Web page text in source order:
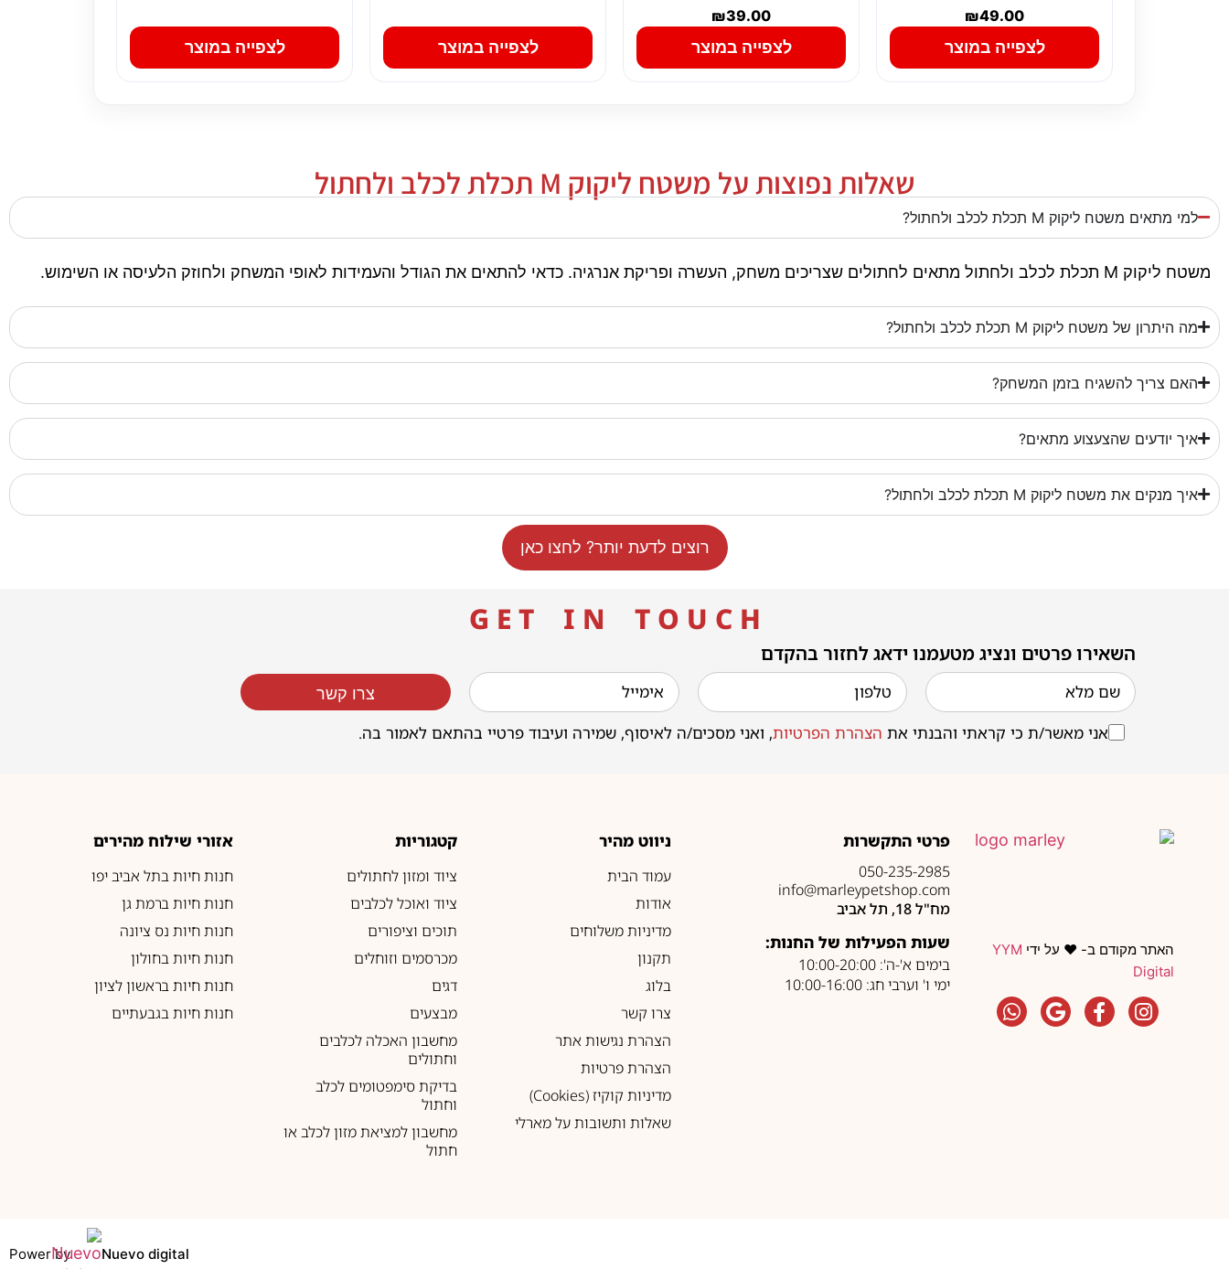
₪49.00
לצפייה במוצר
₪39.00
לצפייה במוצר לצפייה במוצר לצפייה במוצר
שאלות נפוצות על משטח ליקוק M תכלת לכלב ולחתול
למי מתאים משטח ליקוק M תכלת לכלב ולחתול?
משטח ליקוק M תכלת לכלב ולחתול מתאים לחתולים שצריכים משחק, העשרה ופריקת אנרגיה. כדאי להתאים את הגודל והעמידות לאופי המשחק ולחוזק הלעיסה או השימוש.
מה היתרון של משטח ליקוק M תכלת לכלב ולחתול?
האם צריך להשגיח בזמן המשחק?
איך יודעים שהצעצוע מתאים?
איך מנקים את משטח ליקוק M תכלת לכלב ולחתול?
רוצים לדעת יותר? לחצו כאן
G E T I N T O U C H
השאירו פרטים ונציג מטעמנו ידאג לחזור בהקדם
אני מאשר/ת כי קראתי והבנתי את הצהרת הפרטיות, ואני מסכים/ה לאיסוף, שמירה ועיבוד פרטיי בהתאם לאמור בה.
צרו קשר
האתר מקודם ב- ❤️ על ידי YYM
Digital
פרטי התקשרות
050-235-2985
info@marleypetshop.com
מח"ל 18, תל אביב
שעות הפעילות של החנות:
בימים א'-ה': 10:00-20:00
ימי ו' וערבי חג: 10:00-16:00
ניווט מהיר
עמוד הבית
אודות
מדיניות משלוחים
תקנון
בלוג
צרו קשר
הצהרת נגישות אתר
הצהרת פרטיות
מדיניות קוקיז (Cookies)
שאלות ותשובות על מארלי
קטגוריות
ציוד ומזון לחתולים
ציוד ואוכל לכלבים
תוכים וציפורים
מכרסמים וזוחלים
דגים
מבצעים
מחשבון האכלה לכלבים
וחתולים
בדיקת סימפטומים לכלב
וחתול
מחשבון למציאת מזון לכלב או
חתול
אזורי שילוח מהירים
חנות חיות בתל אביב יפו
חנות חיות ברמת גן
חנות חיות נס ציונה
חנות חיות בחולון
חנות חיות בראשון לציון
חנות חיות בגבעתיים
Power by Nuevo digital